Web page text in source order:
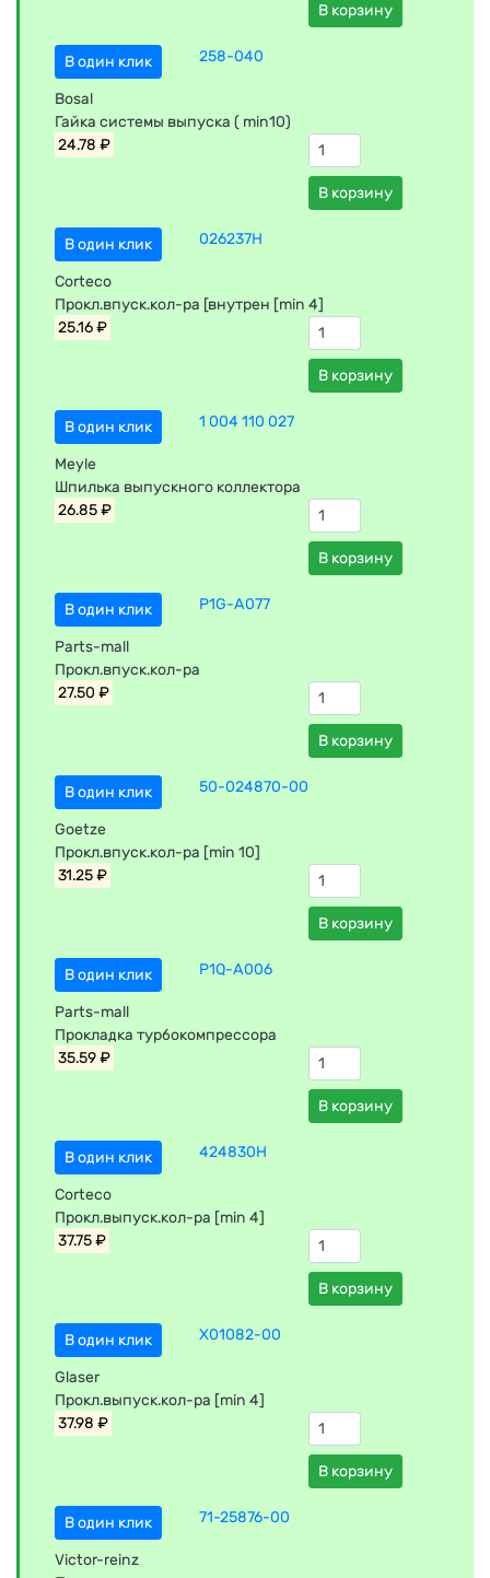
В корзину
В один клик 258-040
Bosal
Гайка системы выпуска ( min10)
24.78 ₽
В корзину
В один клик 026237H
Corteco
Прокл.впуск.кол-ра [внутрен [min 4]
25.16 ₽
В корзину
В один клик 1 004 110 027
Meyle
Шпилька выпускного коллектора
26.85 ₽
В корзину
В один клик P1G-A077
Parts-mall
Прокл.впуск.кол-ра
27.50 ₽
В корзину
В один клик 50-024870-00
Goetze
Прокл.впуск.кол-ра [min 10]
31.25 ₽
В корзину
В один клик P1Q-A006
Parts-mall
Прокладка турбокомпрессора
35.59 ₽
В корзину
В один клик 424830H
Corteco
Прокл.выпуск.кол-ра [min 4]
37.75 ₽
В корзину
В один клик X01082-00
Glaser
Прокл.выпуск.кол-ра [min 4]
37.98 ₽
В корзину
В один клик 71-25876-00
Victor-reinz